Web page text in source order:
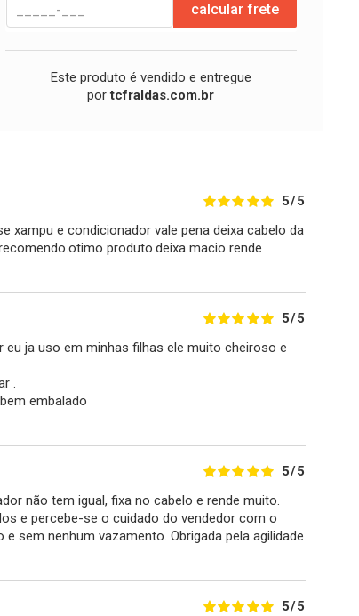
calcular frete
Este produto é vendido e entregue
portcfraldas.com.br
5/5
xampu e condicionador vale pena deixa cabelo da
produto.deixa macio rende
5/5
ja uso em minhas filhas ele muito cheiroso e
.
embalado
5/5
não tem igual, fixa no cabelo e rende muito.
e percebe-se o cuidado do vendedor com o
sem nenhum vazamento. Obrigada pela agilidade
5/5